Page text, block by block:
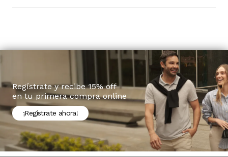
Regístrate y recibe 15% off
en tu primera compra online
¡Registrate ahora!